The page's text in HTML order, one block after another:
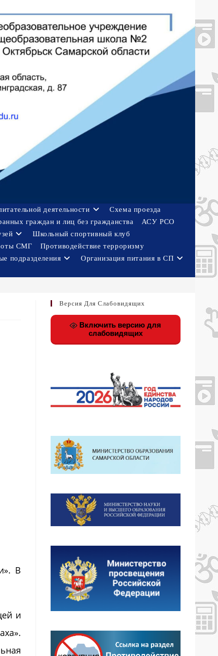
деятельности
Схема проезда
граждан и лиц без гражданства
АСУ РСО
Школьный спортивный клуб
СМГ
Противодействие терроризму
подразделения
Организация питания в СП
В
и
Версия Для Слабовидящих
Включить версию для
слабовидящих